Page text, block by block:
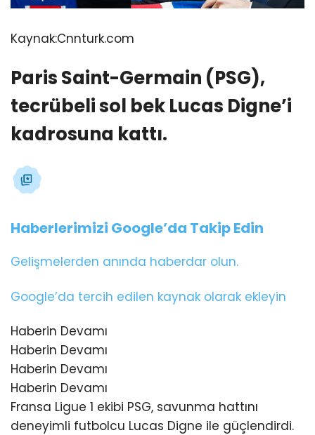
Kaynak:Cnnturk.com
Paris Saint-Germain (PSG),
tecrübeli sol bek Lucas Digne’i
kadrosuna kattı.
Haberlerimizi Google’da Takip Edin
Gelişmelerden anında haberdar olun.
Google’da tercih edilen kaynak olarak ekleyin
Haberin Devamı
Haberin Devamı
Haberin Devamı
Haberin Devamı
Fransa Ligue 1 ekibi PSG, savunma hattını
deneyimli futbolcu Lucas Digne ile güçlendirdi.